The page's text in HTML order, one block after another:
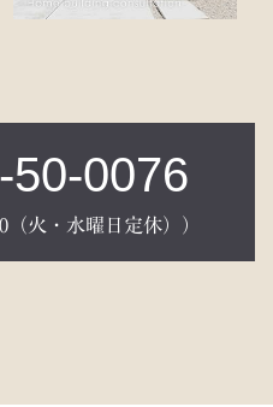
50-0076
（火・水曜日定休））